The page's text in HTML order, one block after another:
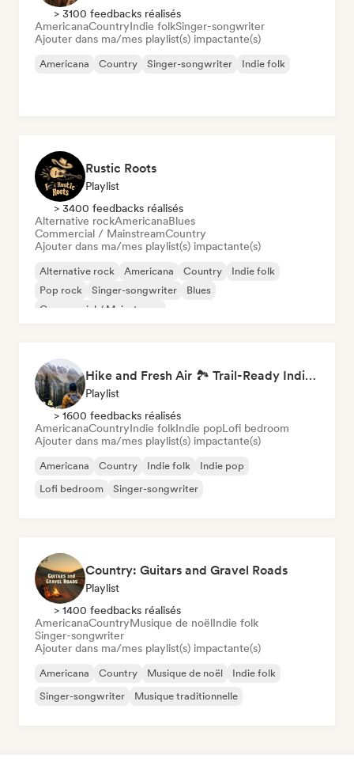
> 3100 feedbacks réalisés
AmericanaCountryIndie folkSinger-songwriter
Ajouter dans ma/mes playlist(s) impactante(s)
Americana Country Singer-songwriter Indie folk
Rustic Roots
Playlist
> 3400 feedbacks réalisés
Alternative rockAmericanaBlues
Commercial / MainstreamCountry
Ajouter dans ma/mes playlist(s) impactante(s)
Alternative rock Americana Country
Indie folk
Pop rock
Singer-songwriter
Blues
Commercial / Mainstream
Hike and Fresh Air 🏞️ Trail-Ready Indie Folk & Acoustic
Playlist
> 1600 feedbacks réalisés
AmericanaCountryIndie folkIndie popLofi bedroom
Ajouter dans ma/mes playlist(s) impactante(s)
Americana Country Indie folk
Indie pop
Lofi bedroom
Singer-songwriter
Country: Guitars and Gravel Roads
Playlist
> 1400 feedbacks réalisés
AmericanaCountryMusique de noëlIndie folk
Singer-songwriter
Ajouter dans ma/mes playlist(s) impactante(s)
Americana Country Musique de noël
Indie folk
Singer-songwriter
Musique traditionnelle